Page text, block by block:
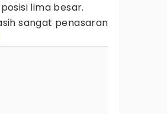
lima besar.
sangat penasaran